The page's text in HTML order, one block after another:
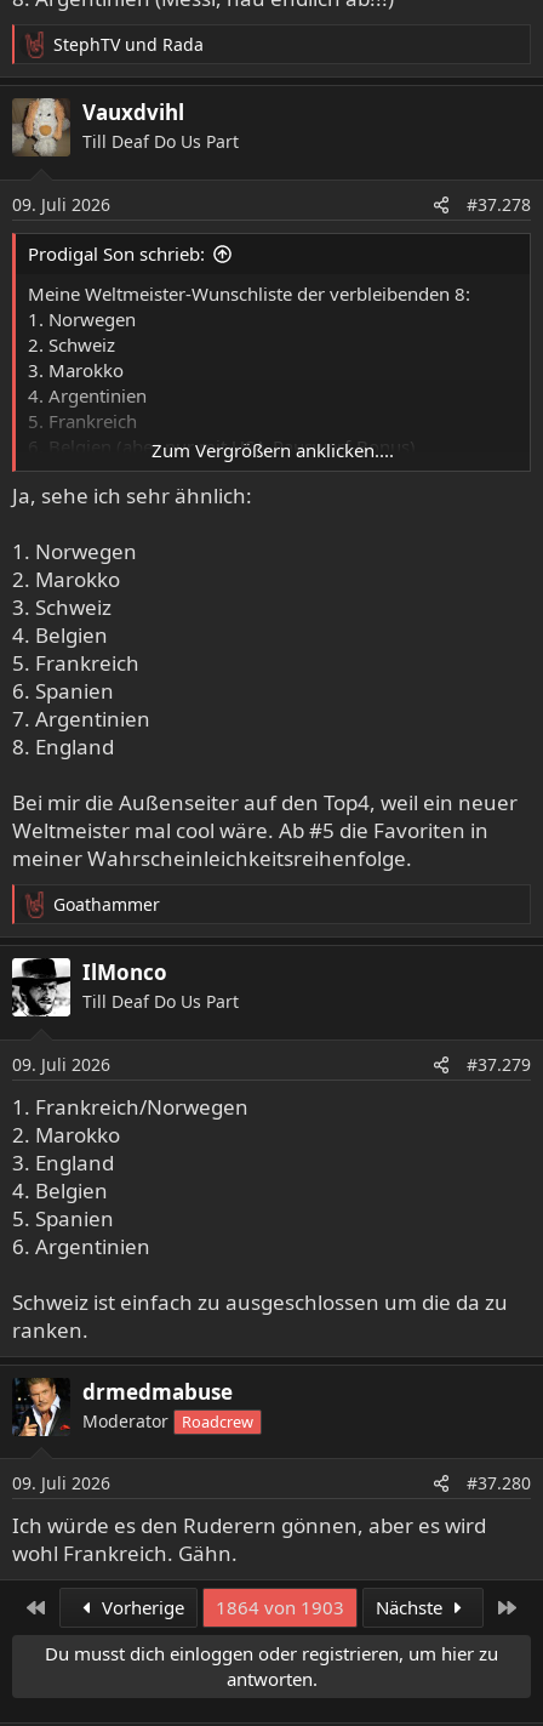
R
e
a
k
t
n
e
n
StephTVund Rada
Vauxdvihl
Till Deaf Do Us Part
09. Juli 2026 #37.278
Prodigal Son schrieb:
Meine Weltmeister-Wunschliste der verbleibenden 8:
1. Norwegen
2. Schweiz
3. Marokko
4. Argentinien
5. Frankreich
6. Belgien (aber nur mit USA-Rauswerf-Bonus)
7. Spanien (von denen ich aber glaube, dass sie den Titel
holen)
Zum Vergrößern anklicken....
Ja, sehe ich sehr ähnlich:
1. Norwegen
2. Marokko
3. Schweiz
4. Belgien
5. Frankreich
6. Spanien
7. Argentinien
8. England
Bei mir die Außenseiter auf den Top4, weil ein neuer
Weltmeister mal cool wäre. Ab #5 die Favoriten in
meiner Wahrscheinleichkeitsreihenfolge.
R
e
a
k
t
n
n
:
Goathammer
IlMonco
Till Deaf Do Us Part
09. Juli 2026 #37.279
1. Frankreich/Norwegen
2. Marokko
3. England
4. Belgien
5. Spanien
6. Argentinien
Schweiz ist einfach zu ausgeschlossen um die da zu
ranken.
drmedmabuse
Moderator Roadcrew
09. Juli 2026 #37.280
Ich würde es den Ruderern gönnen, aber es wird
wohl Frankreich. Gähn.
Erste Vorherige 1864 von 1903 Nächste
Du musst dich einloggen oder registrieren, um hier zu
antworten.